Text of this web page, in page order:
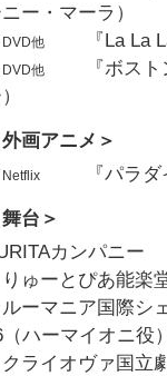
ー・マーラ）
DVD他
『La La
DVD他
『ボス
外画アニメ＞
Netflix
『パラ
舞台＞
カンパニー
りゅーとぴあ能
ルーマニア国際
（ハーマイオニ役
ライオヴァ国立